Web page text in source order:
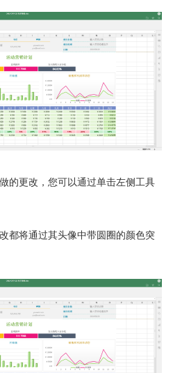
的更改，您可以通过单击左侧工具
都将通过其头像中带圆圈的颜色突